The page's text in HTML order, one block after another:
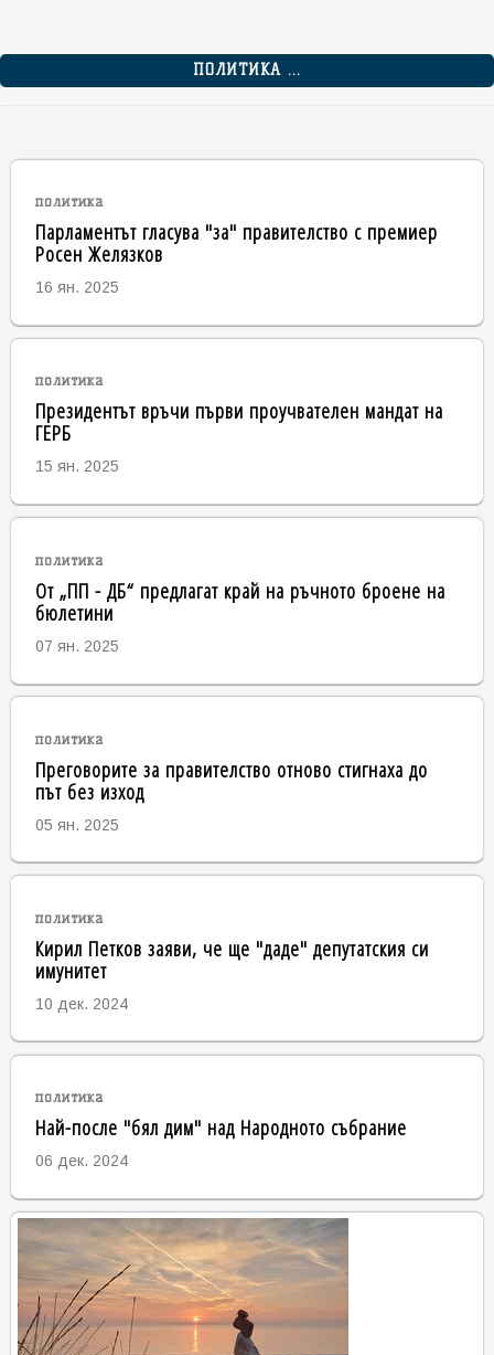
ПОЛИТИКА ...
политика
Парламентът гласува "за" правителство с премиер
Росен Желязков
16 ян. 2025
политика
Президентът връчи първи проучвателен мандат на
ГЕРБ
15 ян. 2025
политика
От „ПП - ДБ“ предлагат край на ръчното броене на
бюлетини
07 ян. 2025
политика
Преговорите за правителство отново стигнаха до
път без изход
05 ян. 2025
политика
Кирил Петков заяви, че ще "даде" депутатския си
имунитет
10 дек. 2024
политика
Най-после "бял дим" над Народното събрание
06 дек. 2024